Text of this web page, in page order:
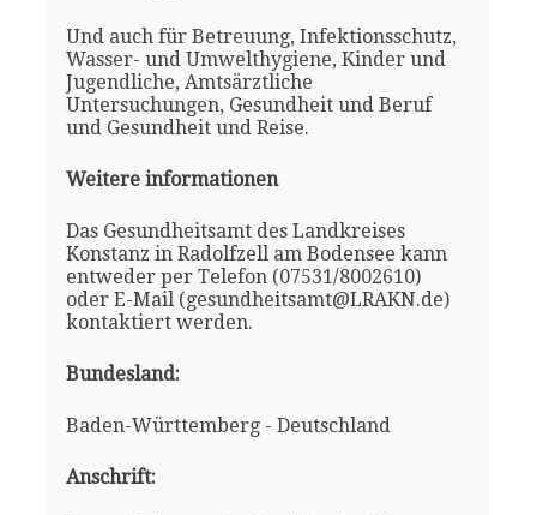
Und auch für Betreuung, Infektionsschutz,
Wasser- und Umwelthygiene, Kinder und
Jugendliche, Amtsärztliche
Untersuchungen, Gesundheit und Beruf
und Gesundheit und Reise.
Weitere informationen
Das Gesundheitsamt des Landkreises
Konstanz in Radolfzell am Bodensee kann
entweder per Telefon (07531/8002610)
oder E-Mail (gesundheitsamt@LRAKN.de)
kontaktiert werden.
Bundesland:
Baden-Württemberg - Deutschland
Anschrift: